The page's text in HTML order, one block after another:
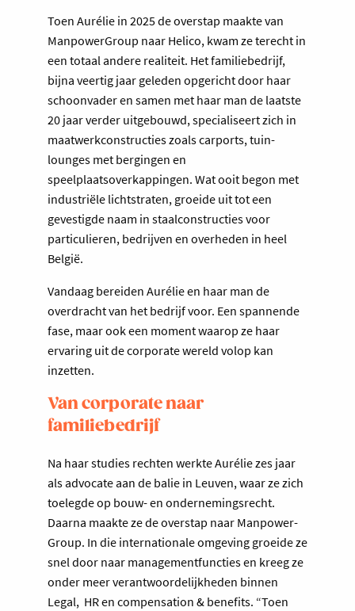
Toen Aurélie in 2025 de overstap maakte van
ManpowerGroup naar Helico, kwam ze terecht in
een totaal andere realiteit. Het familiebedrijf,
bijna veertig jaar geleden opgericht door haar
schoonvader en samen met haar man de laatste
20 jaar verder uitgebouwd, specialiseert zich in
maatwerkconstructies zoals carports, tuin-
lounges met bergingen en
speelplaatsoverkappingen. Wat ooit begon met
industriële lichtstraten, groeide uit tot een
gevestigde naam in staalconstructies voor
particulieren, bedrijven en overheden in heel
België.
Vandaag bereiden Aurélie en haar man de
overdracht van het bedrijf voor. Een spannende
fase, maar ook een moment waarop ze haar
ervaring uit de corporate wereld volop kan
inzetten.
Van corporate naar
familiebedrijf
Na haar studies rechten werkte Aurélie zes jaar
als advocate aan de balie in Leuven, waar ze zich
toelegde op bouw- en ondernemingsrecht.
Daarna maakte ze de overstap naar Manpower-
Group. In die internationale omgeving groeide ze
snel door naar managementfuncties en kreeg ze
onder meer verantwoordelijkheden binnen
Legal, HR en compensation & benefits. “Toen